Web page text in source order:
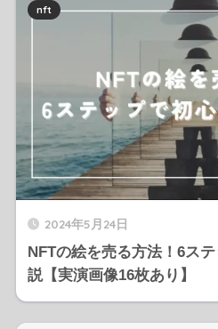
2024年5月24日
NFTの絵を売る方法！6ス
説【実演画像16枚あり】
nft